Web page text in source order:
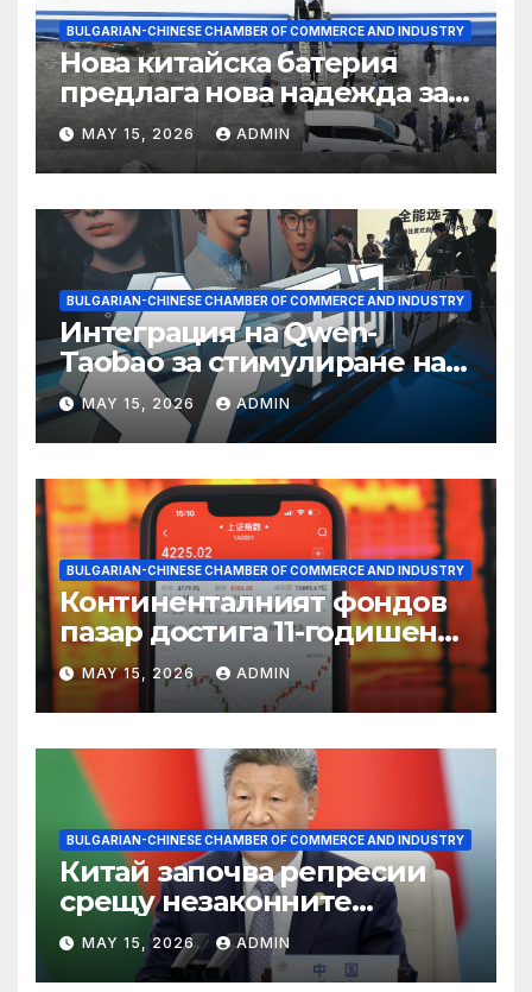
BULGARIAN-CHINESE CHAMBER OF COMMERCE AND INDUSTRY
Нова китайска батерия
предлага нова надежда за
съхранение на водород
MAY 15, 2026 ADMIN
BULGARIAN-CHINESE CHAMBER OF COMMERCE AND INDUSTRY
Интеграция на Qwen-
Taobao за стимулиране на
пазаруването 618
MAY 15, 2026 ADMIN
BULGARIAN-CHINESE CHAMBER OF COMMERCE AND INDUSTRY
Континенталният фондов
пазар достига 11-годишен
връх
MAY 15, 2026 ADMIN
BULGARIAN-CHINESE CHAMBER OF COMMERCE AND INDUSTRY
Китай започва репресии
срещу незаконните
практики в сектора на TCM
MAY 15, 2026 ADMIN